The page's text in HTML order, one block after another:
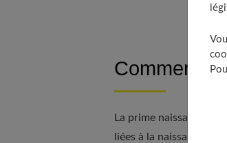
Comment
La prime naissance ou
liées à la naissance